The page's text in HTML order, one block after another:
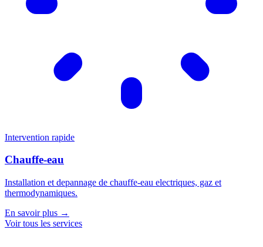
Intervention rapide
Chauffe-eau
Installation et depannage de chauffe-eau electriques, gaz et
thermodynamiques.
En savoir plus →
Voir tous les services